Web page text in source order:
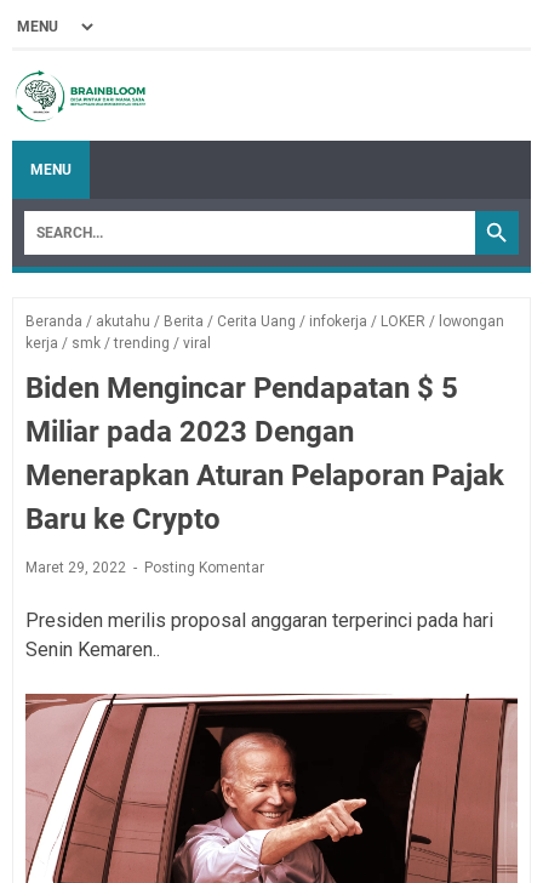
MENU
Beranda / akutahu / Berita / Cerita Uang / infokerja / LOKER / lowongan
kerja / smk /trending / viral
Biden Mengincar Pendapatan $ 5
Miliar pada 2023 Dengan
Menerapkan Aturan Pelaporan Pajak
Baru ke Crypto
Maret 29, 2022 Posting Komentar
Presiden merilis proposal anggaran terperinci pada hari
Senin Kemaren..